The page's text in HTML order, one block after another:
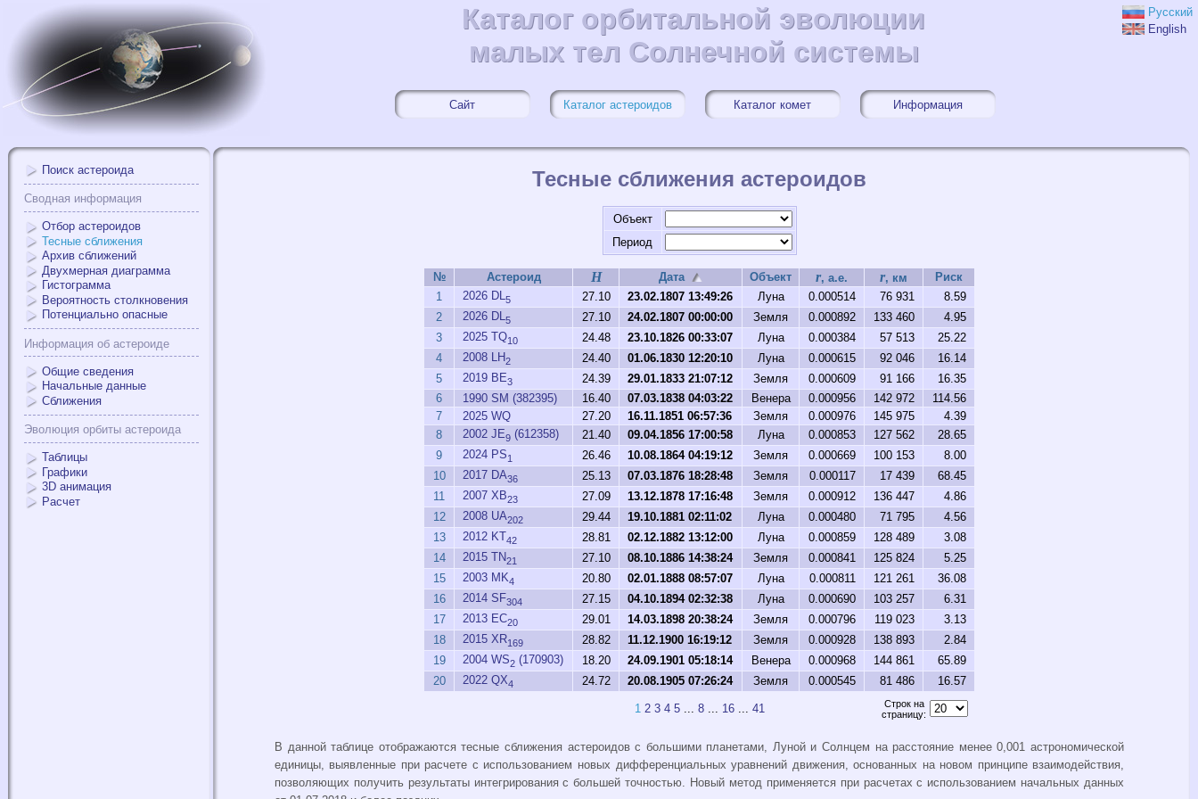
Каталог орбитальной эволюции
малых тел Солнечной системы
Каталог орбитальной эволюции
малых тел Солнечной системы
Русский
English
Сайт Каталог астероидов Каталог комет Информация
Поиск астероида
Сводная информация
Отбор астероидов
Тесные сближения
Архив сближений
Двухмерная диаграмма
Гистограмма
Вероятность столкновения
Потенциально опасные
Информация об астероиде
Общие сведения
Начальные данные
Сближения
Эволюция орбиты астероида
Таблицы
Графики
3D анимация
Расчет
Тесные сближения астероидов
Объект
Период
№ Астероид H Дата Объект r, а.е. r, км
Риск
1
2026 DL5 27.10 23.02.1807 13:49:26 Луна 0.000514 76 931
8.59
2
2026 DL5 27.10 24.02.1807 00:00:00 Земля 0.000892 133 460
4.95
3
2025 TQ10 24.48 23.10.1826 00:33:07 Луна 0.000384 57 513
25.22
4
2008 LH2 24.40 01.06.1830 12:20:10 Луна 0.000615 92 046
16.14
5
2019 BE3 24.39 29.01.1833 21:07:12 Земля 0.000609 91 166
16.35
6
1990 SM (382395) 16.40 07.03.1838 04:03:22 Венера 0.000956 142 972
114.56
7
2025 WQ 27.20 16.11.1851 06:57:36 Земля 0.000976 145 975
4.39
8
2002 JE9 (612358) 21.40 09.04.1856 17:00:58 Луна 0.000853 127 562
28.65
9
2024 PS1 26.46 10.08.1864 04:19:12 Земля 0.000669 100 153
8.00
10
2017 DA36 25.13 07.03.1876 18:28:48 Земля 0.000117 17 439
68.45
11
2007 XB23 27.09 13.12.1878 17:16:48 Земля 0.000912 136 447
4.86
12
2008 UA202 29.44 19.10.1881 02:11:02 Луна 0.000480 71 795
4.56
13
2012 KT42 28.81 02.12.1882 13:12:00 Луна 0.000859 128 489
3.08
14
2015 TN21 27.10 08.10.1886 14:38:24 Земля 0.000841 125 824
5.25
15
2003 MK4 20.80 02.01.1888 08:57:07 Луна 0.000811 121 261
36.08
16
2014 SF304 27.15 04.10.1894 02:32:38 Луна 0.000690 103 257
6.31
17
2013 EC20 29.01 14.03.1898 20:38:24 Земля 0.000796 119 023
3.13
18
2015 XR169 28.82 11.12.1900 16:19:12 Земля 0.000928 138 893
2.84
19
2004 WS2 (170903) 18.20 24.09.1901 05:18:14 Венера 0.000968 144 861
65.89
20
2022 QX4 24.72 20.08.1905 07:26:24 Земля 0.000545 81 486 16.57
1 2 3 4 5... 8... 16... 41
Строк на
страницу:
В данной таблице отображаются тесные сближения астероидов с большими планетами, Луной и Солнцем на расстояние менее 0,001 астрономической
единицы, выявленные при расчете с использованием новых дифференциальных уравнений движения, основанных на новом принципе взаимодействия,
позволяющих получить результаты интегрирования с большей точностью. Новый метод применяется при расчетах с использованием начальных данных